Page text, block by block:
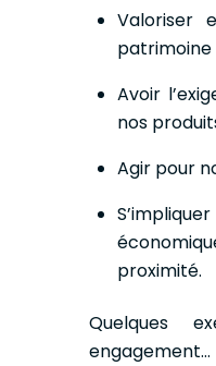
Valoriser
Avoir
nos
Agir pour
proximité.
Quelques
engagement…